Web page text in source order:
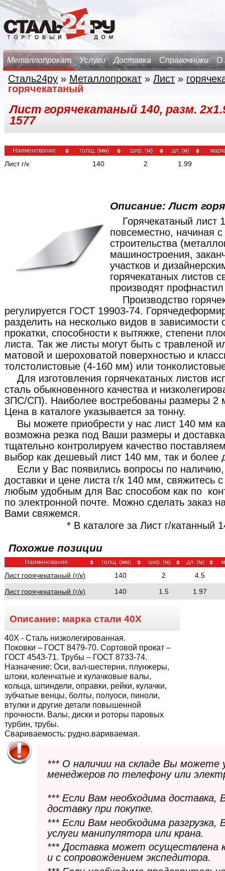
Металлопрокат Услуги Доставка Справочники О
Сталь24ру » Металлопрокат » Лист »
горячекатаный
Лист горячекатаный 140, разм.
1577
Наименование толщ. (мм) шир. (м) дл. (м)
Лист г/к 140 2 1.99
Описание: Лист
Горячекатаный лист
повсеместно, начиная
строительства
машиностроения,
участков и
горячекатаных листов
производят
Производство
регулируется ГОСТ 19903-74.
разделить на несколько видов в зависимости
прокатки, способности к вытяжке, степени
листа. Так же листы могут быть с травленой
матовой и шероховатой поверхностью и
толстолистовые (4-160 мм) или
Для изготовления горячекатаных листов
сталь обыкновенного качества и
3ПС/СП). Наиболее востребованы размеры
Цена в каталоге указывается за тонну.
Вы можете приобрести у нас лист 140 мм
возможна резка под Ваши размеры и
тщательно контролируем качество
выбор как дешевый лист 140 мм, так и более
Если у Вас появились вопросы по
доставки и цене листа г/к 140 мм,
любым удобным для Вас способом как по
по электронной почте. Можно сделать заказ
Вами свяжемся.
* В каталоге за Лист г/катанный
Похожие позиции
Наименование толщ. (мм) шир. (м) дл. (м)
Лист горячекатаный (г/к) 140 2
4.5
Лист горячекатаный (г/к)
140 1.5 1.97
Описание: марка стали 40Х
40Х - Сталь низколегированная.
Поковки – ГОСТ 8479-70. Сортовой прокат –
ГОСТ 4543-71. Трубы – ГОСТ 8733-74.
Назначение: Оси, вал-шестерни, плунжеры,
штоки, коленчатые и кулачковые валы,
кольца, шпиндели, оправки, рейки, кулачки,
зубчатые венцы, болты, полуоси, пиноли,
втулки и другие детали повышенной
прочности. Валы, диски и роторы паровых
турбин, трубы.
Свариваемость: рудно.вариваемая.
*** О наличии на складе Вы можете
менеджеров по телефону или
*** Если Вам необходима
доставку при покупке.
*** Если Вам необходима
услуги манипулятора или крана.
*** Доставка может осуществлена
и с сопровождением экспедитора.